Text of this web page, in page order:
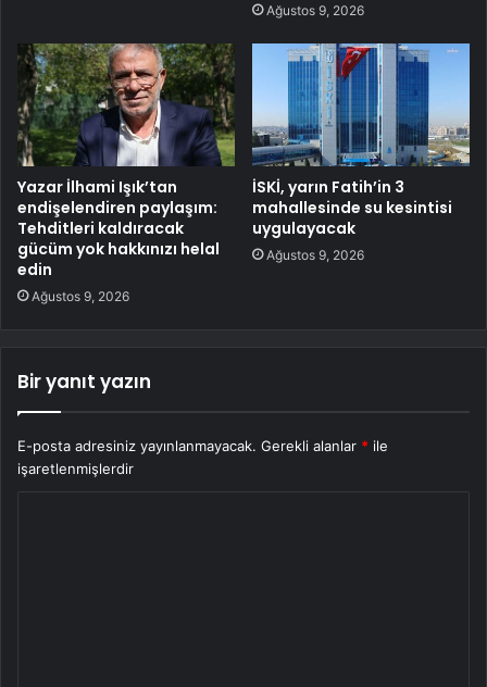
Ağustos 9, 2026
Yazar İlhami Işık’tan
endişelendiren paylaşım:
Tehditleri kaldıracak
gücüm yok hakkınızı helal
edin
Ağustos 9, 2026
İSKİ, yarın Fatih’in 3
mahallesinde su kesintisi
uygulayacak
Ağustos 9, 2026
Bir yanıt yazın
E-posta adresiniz yayınlanmayacak. Gerekli alanlar * ile
işaretlenmişlerdir